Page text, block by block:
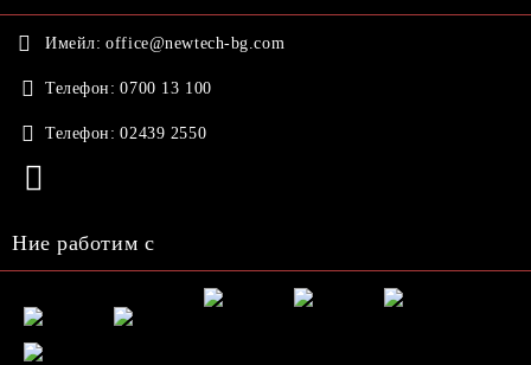
Имейл: office@newtech-bg.com
Телефон: 0700 13 100
Телефон: 02439 2550
Ние работим с